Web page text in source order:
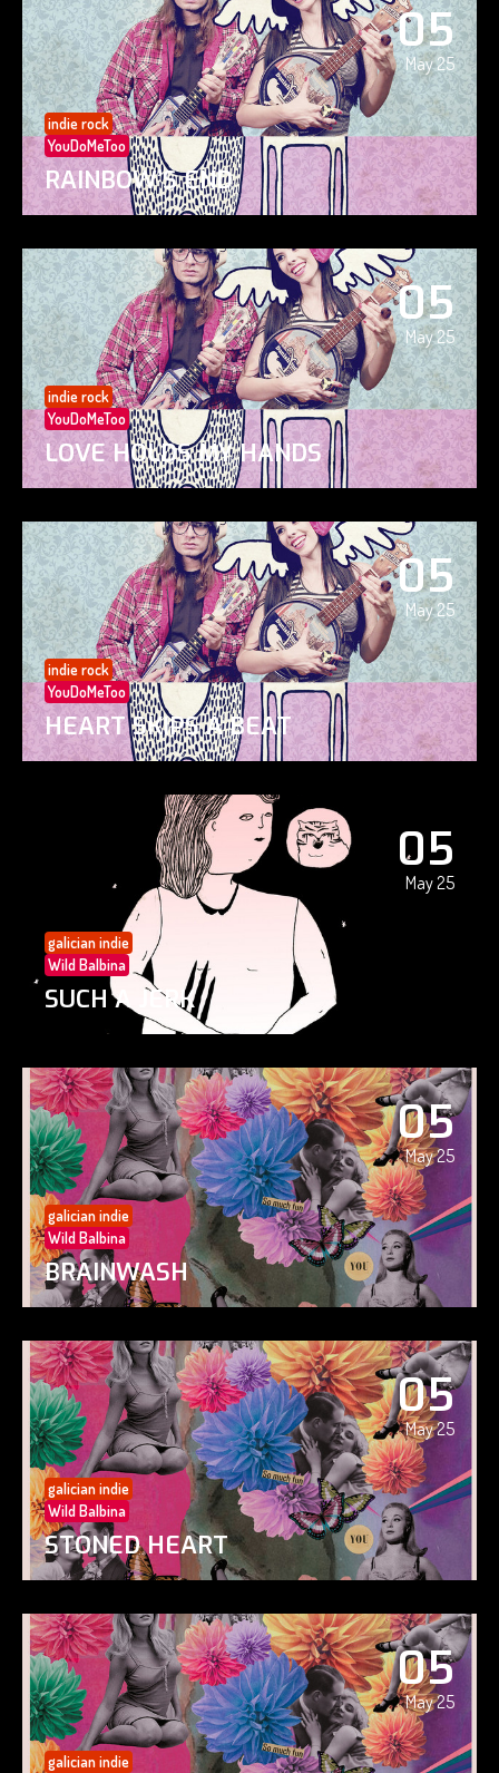
05
May 25
indie rock
YouDoMeToo
RAINBOW’S END
05
May 25
indie rock
YouDoMeToo
LOVE HOLDS MY HANDS
05
May 25
indie rock
YouDoMeToo
HEART SKIPS A BEAT
05
May 25
galician indie
Wild Balbina
SUCH A JERK
05
May 25
galician indie
Wild Balbina
BRAINWASH
05
May 25
galician indie
Wild Balbina
STONED HEART
05
May 25
galician indie